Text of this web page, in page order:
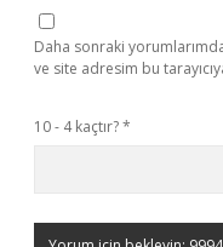
Daha sonraki
ve site adresim bu
10 - 4 kaçtır?*